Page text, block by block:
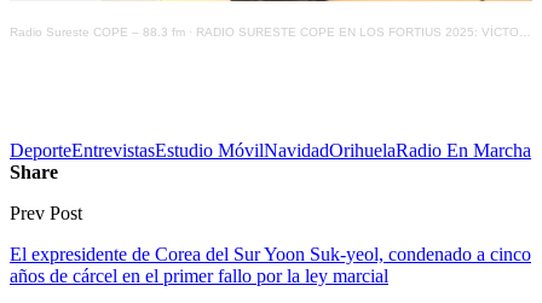
Radio Sureste COPE – 88.3 fm · RADIO SURESTE COPE EN LOS FORTIUS 2025: VÍCTOR SIGÜENZA, CONCEJAL DE DEPORTES DEL AYUNTAMIENTO DE ORIHUELA
DeporteEntrevistasEstudio MóvilNavidadOrihuelaRadio En Marcha
Share
Prev Post
El expresidente de Corea del Sur Yoon Suk-yeol, condenado a cinco
años de cárcel en el primer fallo por la ley marcial